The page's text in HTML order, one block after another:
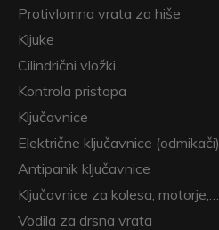
Protivlomna vrata za hiše
Kljuke
Cilindrični vložki
Kontrola pristopa
Ključavnice
Električne ključavnice (odmikači)
Antipanik ključavnice
Ključavnice za kolesa, motorje,…
Vodila za drsna vrata